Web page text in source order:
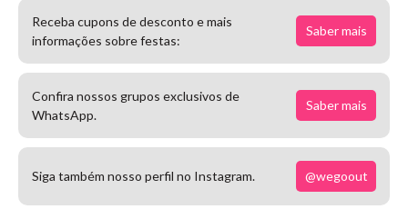
Receba cupons de desconto e mais
informações sobre festas:
Saber mais
Confira nossos grupos exclusivos de
WhatsApp.
Saber mais
Siga também nosso perfil no Instagram. @wegoout